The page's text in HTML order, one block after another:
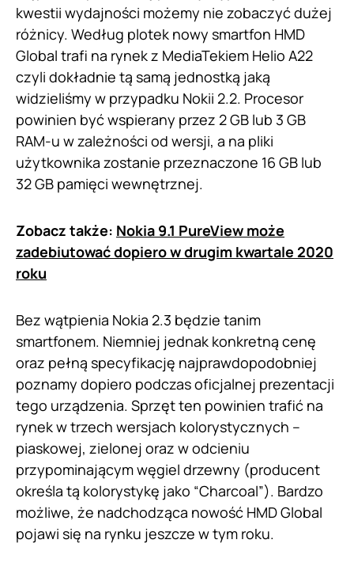
kwestii wydajności możemy nie zobaczyć dużej
różnicy. Według plotek nowy smartfon HMD
Global trafi na rynek z MediaTekiem Helio A22
czyli dokładnie tą samą jednostką jaką
widzieliśmy w przypadku Nokii 2.2. Procesor
powinien być wspierany przez 2 GB lub 3 GB
RAM-u w zależności od wersji, a na pliki
użytkownika zostanie przeznaczone 16 GB lub
32 GB pamięci wewnętrznej.
Zobacz także: Nokia 9.1 PureView może
zadebiutować dopiero w drugim kwartale 2020
roku
Bez wątpienia Nokia 2.3 będzie tanim
smartfonem. Niemniej jednak konkretną cenę
oraz pełną specyfikację najprawdopodobniej
poznamy dopiero podczas oficjalnej prezentacji
tego urządzenia. Sprzęt ten powinien trafić na
rynek w trzech wersjach kolorystycznych –
piaskowej, zielonej oraz w odcieniu
przypominającym węgiel drzewny (producent
określa tą kolorystykę jako “Charcoal”). Bardzo
możliwe, że nadchodząca nowość HMD Global
pojawi się na rynku jeszcze w tym roku.